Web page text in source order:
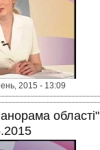
2015 - 13:09
області"